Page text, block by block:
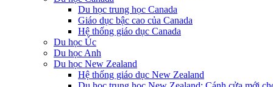
Du học trung học Canada
Giáo dục bậc cao của Canada
Hệ thống giáo dục Canada
Du học Úc
Du học Anh
Du học New Zealand
Hệ thống giáo dục New Zealand